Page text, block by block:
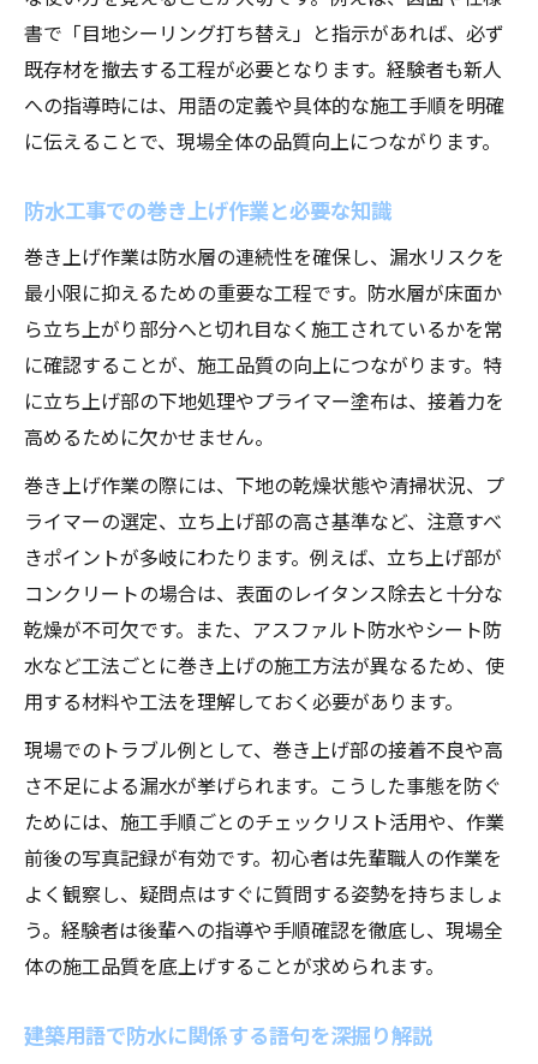
書で「目地シーリング打ち替え」と指示があれば、必ず
既存材を撤去する工程が必要となります。経験者も新人
への指導時には、用語の定義や具体的な施工手順を明確
に伝えることで、現場全体の品質向上につながります。
防水工事での巻き上げ作業と必要な知識
巻き上げ作業は防水層の連続性を確保し、漏水リスクを
最小限に抑えるための重要な工程です。防水層が床面か
ら立ち上がり部分へと切れ目なく施工されているかを常
に確認することが、施工品質の向上につながります。特
に立ち上げ部の下地処理やプライマー塗布は、接着力を
高めるために欠かせません。
巻き上げ作業の際には、下地の乾燥状態や清掃状況、プ
ライマーの選定、立ち上げ部の高さ基準など、注意すべ
きポイントが多岐にわたります。例えば、立ち上げ部が
コンクリートの場合は、表面のレイタンス除去と十分な
乾燥が不可欠です。また、アスファルト防水やシート防
水など工法ごとに巻き上げの施工方法が異なるため、使
用する材料や工法を理解しておく必要があります。
現場でのトラブル例として、巻き上げ部の接着不良や高
さ不足による漏水が挙げられます。こうした事態を防ぐ
ためには、施工手順ごとのチェックリスト活用や、作業
前後の写真記録が有効です。初心者は先輩職人の作業を
よく観察し、疑問点はすぐに質問する姿勢を持ちましょ
う。経験者は後輩への指導や手順確認を徹底し、現場全
体の施工品質を底上げすることが求められます。
建築用語で防水に関係する語句を深掘り解説